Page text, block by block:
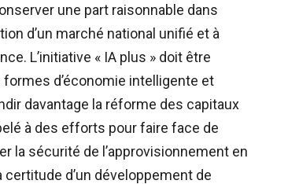
une part raisonnable dans
d’un marché national unifié et à
L’initiative « IA plus » doit être
d’économie intelligente et
davantage la réforme des capitaux
à des efforts pour faire face de
la sécurité de l’approvisionnement en
d’un développement de